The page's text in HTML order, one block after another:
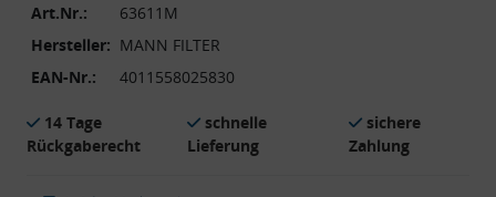
Art.Nr.:
63611M
Hersteller: MANN FILTER
EAN-Nr.:
4011558025830
14 Tage
Rückgaberecht
schnelle
Lieferung
sichere
Zahlung